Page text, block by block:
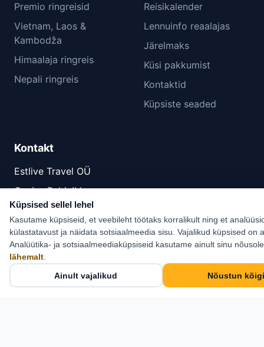
Premio ringreisid
Vietnam, Laos &
Kambodža
Himaalaja ringreis
Nepali ringreis
Reisikalender
Lennuinfo reaalajas
Järelmaks
Küsi pakkumist
Kontaktid
Küpsiste seaded
Kontakt
Estlive Travel OÜ
Cosius Pubi, II korrus
Pikk tn 21, Kose,
Harjumaa 75101
+372 6 555 800
info@estlive.ee
Küpsised sellel lehel
Kasutame küpsiseid, et veebileht töötaks korralikult ning et
külastatavust ja näidata sotsiaalmeedia sisu. Vajalikud küpsised on
Analüütika- ja sotsiaalmeediaküpsiseid kasutame ainult sinu
lähemalt.
Ainult vajalikud Nõustun